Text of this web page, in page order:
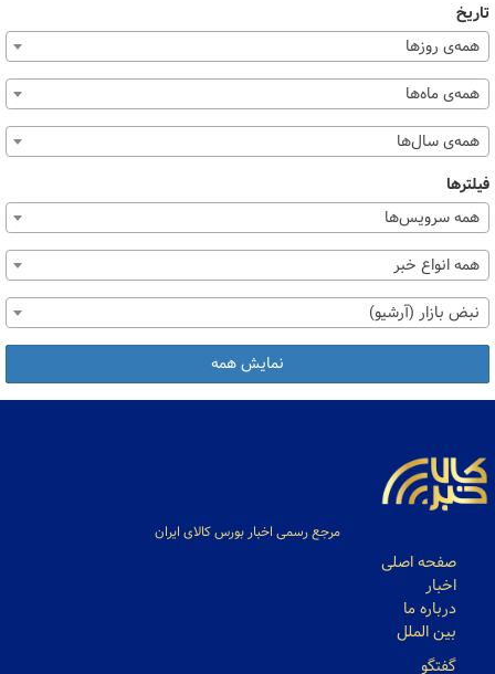
تاریخ
همه‌ی روزها
همه‌ی ماه‌ها
همه‌ی سال‌ها
فیلترها
همه سرویس‌ها
همه انواع خبر
نبض بازار (آرشیو)
نمایش همه
مرجع رسمی اخبار بورس کالای ایران
صفحه اصلی
اخبار
درباره ما
بین الملل
گفتگو